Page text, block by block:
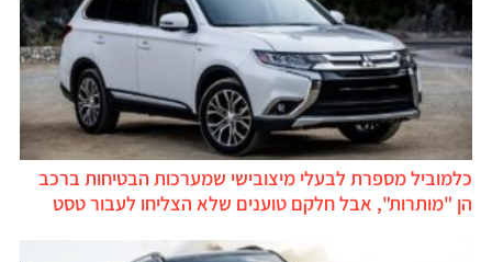
כלמוביל מספרת לבעלי מיצובישי שמערכות הבטיחות ברכב
הן "מותרות", אבל חלקם טוענים שלא הצליחו לעבור טסט